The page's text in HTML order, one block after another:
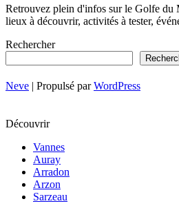
Retrouvez plein d'infos sur le Golfe du
lieux à découvrir, activités à tester,
Rechercher
Neve | Propulsé parWordPress
Découvrir
Vannes
Auray
Arradon
Arzon
Sarzeau